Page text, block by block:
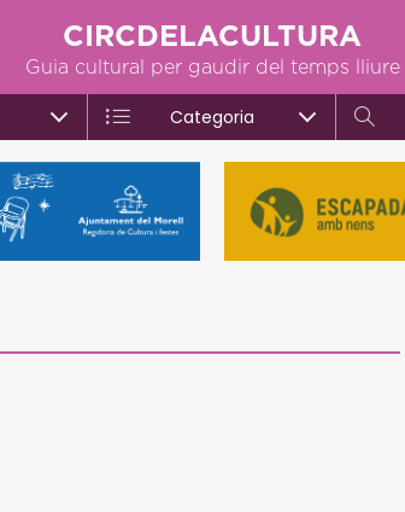
CIRCDELACULTURA
Guia cultural per gaudir del temps lliure
Categoria